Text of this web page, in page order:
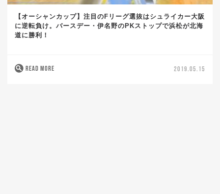
【オーシャンカップ】注目のFリーグ選抜はシュライカー大阪
に逆転負け。バースデー・伊名野のPKストップで浜松が北海
道に勝利！
READ MORE 2019.05.15